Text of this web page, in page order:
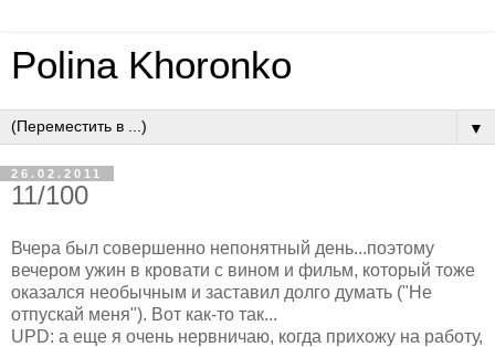
Polina Khoronko
▼
26.02.2011
11/100
Вчера был совершенно непонятный день...поэтому
вечером ужин в кровати с вином и фильм, который тоже
оказался необычным и заставил долго думать ("Не
отпускай меня"). Вот как-то так...
UPD: а еще я очень нервничаю, когда прихожу на работу,